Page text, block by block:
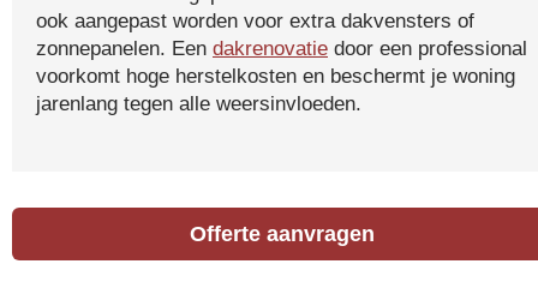
ook aangepast worden voor extra dakvensters of
zonnepanelen. Een dakrenovatie door een professional
voorkomt hoge herstelkosten en beschermt je woning
jarenlang tegen alle weersinvloeden.
Offerte aanvragen